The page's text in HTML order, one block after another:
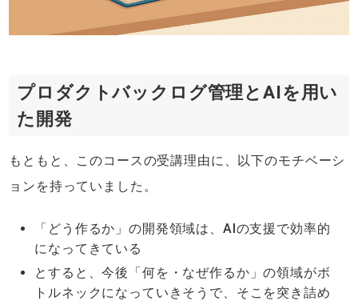
プロダクトバックログ管理とAIを用い
た開発
もともと、このコースの受講理由に、以下のモチベーシ
ョンを持っていました。
「どう作るか」の開発領域は、AIの支援で効率的
になってきている
とすると、今後「何を・なぜ作るか」の領域がボ
トルネックになっていきそうで、そこを突き詰め